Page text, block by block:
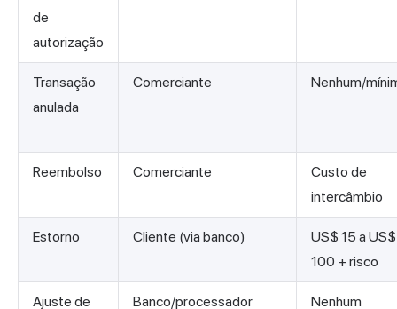
de
autorização
Transação
anulada
Comerciante Nenhum/
Reembolso Comerciante
Custo de
intercâmbio
Estorno Cliente (via banco)
US$ 15 a US$
100 + risco
Ajuste de
Banco/processador Nenhum